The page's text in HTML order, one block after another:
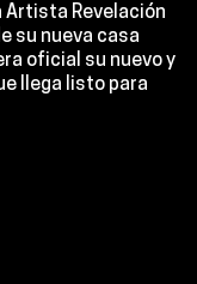
Artista Revelación
su nueva casa
oficial su nuevo y
llega listo para